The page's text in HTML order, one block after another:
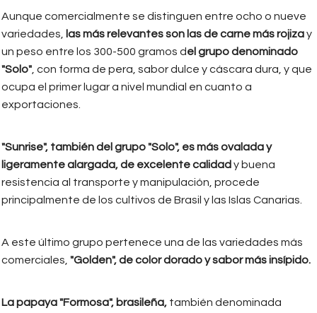
Aunque comercialmente se distinguen entre ocho o nueve
variedades, las más relevantes son las de carne más rojizay
un peso entre los 300-500 gramos del grupo denominado
"Solo" , con forma de pera, sabor dulce y cáscara dura, y que
ocupa el primer lugar a nivel mundial en cuanto a
exportaciones.
"Sunrise", también del grupo "Solo", es más ovalada y
ligeramente alargada, de excelente calidady buena
resistencia al transporte y manipulación, procede
principalmente de los cultivos de Brasil y las Islas Canarias.
A este último grupo pertenece una de las variedades más
comerciales, "Golden", de color dorado y sabor más insípido.
La papaya "Formosa", brasileña, también denominada